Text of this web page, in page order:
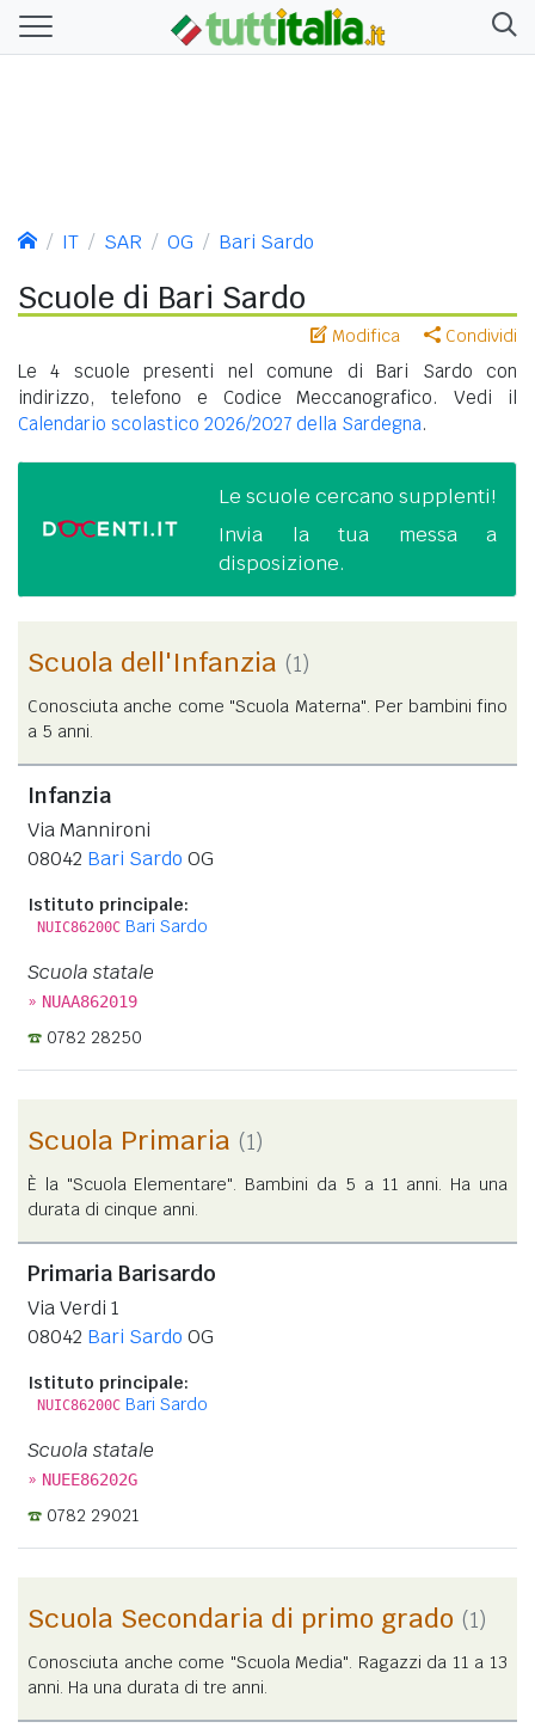
IT SAR OG Bari Sardo
Scuole di Bari Sardo
Modifica Condividi
Le 4 scuole presenti nel comune di Bari Sardo con
indirizzo, telefono e Codice Meccanografico. Vedi il
Calendario scolastico 2026/2027 della Sardegna.
Le scuole cercano supplenti!
Invia la tua messa a
disposizione.
Scuola dell'Infanzia (1)
Conosciuta anche come "Scuola Materna". Per bambini fino
a 5 anni.
Infanzia
Via Mannironi
08042 Bari Sardo OG
Istituto principale:
NUIC86200C Bari Sardo
Scuola statale
» NUAA862019
0782 28250
Scuola Primaria (1)
È la "Scuola Elementare". Bambini da 5 a 11 anni. Ha una
durata di cinque anni.
Primaria Barisardo
Via Verdi 1
08042 Bari Sardo OG
Istituto principale:
NUIC86200C Bari Sardo
Scuola statale
» NUEE86202G
0782 29021
Scuola Secondaria di primo grado (1)
Conosciuta anche come "Scuola Media". Ragazzi da 11 a 13
anni. Ha una durata di tre anni.